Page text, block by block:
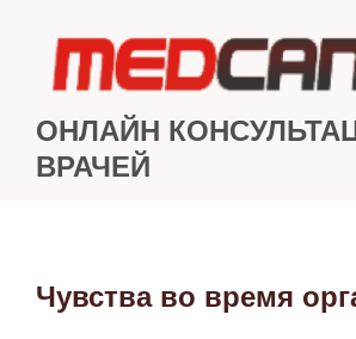
содержимому
ОНЛАЙН
ВРАЧЕЙ
ОПУБЛИКОВАНО
Чувства во время